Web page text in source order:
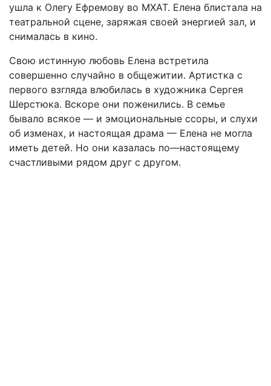
ушла к Олегу Ефремову во МХАТ. Елена блистала на
театральной сцене, заряжая своей энергией зал, и
снималась в кино.
Свою истинную любовь Елена встретила
совершенно случайно в общежитии. Артистка с
первого взгляда влюбилась в художника Сергея
Шерстюка. Вскоре они поженились. В семье
бывало всякое — и эмоциональные ссоры, и слухи
об изменах, и настоящая драма — Елена не могла
иметь детей. Но они казалась по—настоящему
счастливыми рядом друг с другом.